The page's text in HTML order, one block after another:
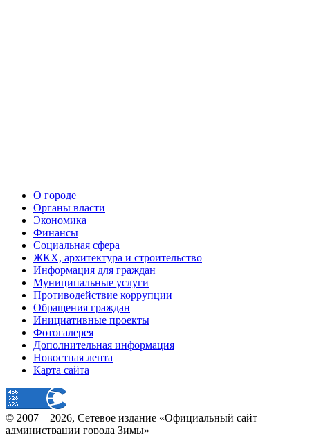
О городе
Органы власти
Экономика
Финансы
Социальная сфера
ЖКХ, архитектура и строительство
Информация для граждан
Муниципальные услуги
Противодействие коррупции
Обращения граждан
Инициативные проекты
Фотогалерея
Дополнительная информация
Новостная лента
Карта сайта
© 2007 – 2026, Сетевое издание «Официальный сайт
администрации города Зимы»